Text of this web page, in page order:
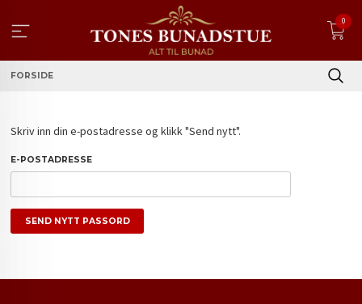
innholdet
0
FORSIDE
Skriv inn din e-postadresse og klikk "Send nytt".
E-POSTADRESSE